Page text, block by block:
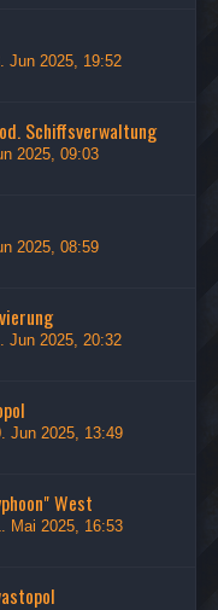
Jun 2025, 19:52
Schiffsverwaltung
2025, 09:03
2025, 08:59
Jun 2025, 20:32
Jun 2025, 13:49
West
Mai 2025, 16:53